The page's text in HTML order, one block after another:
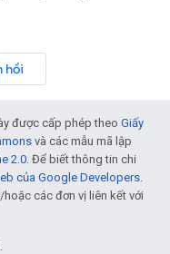
hồi
được cấp phép theo Giấy
và các mẫu mã lập
2.0. Để biết thông tin chi
của Google Developers.
các đơn vị liên kết với